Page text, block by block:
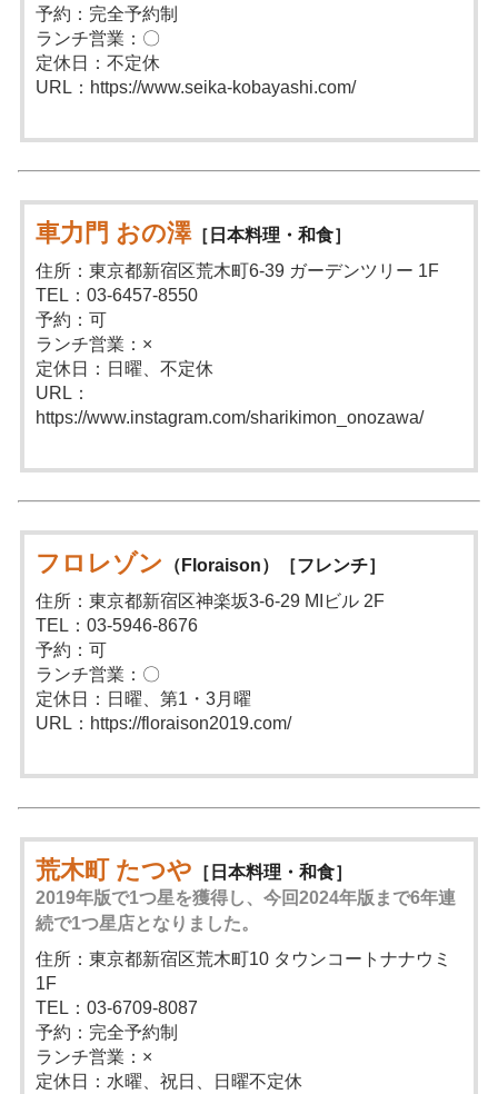
予約：完全予約制
ランチ営業：〇
定休日：不定休
URL：https://www.seika-kobayashi.com/
車力門 おの澤［日本料理・和食］
住所：東京都新宿区荒木町6-39 ガーデンツリー 1F
TEL：03-6457-8550
予約：可
ランチ営業：×
定休日：日曜、不定休
URL：
https://www.instagram.com/sharikimon_onozawa/
フロレゾン
（Floraison）［フレンチ］
住所：東京都新宿区神楽坂3-6-29 MIビル 2F
TEL：03-5946-8676
予約：可
ランチ営業：〇
定休日：日曜、第1・3月曜
URL：https://floraison2019.com/
荒木町 たつや ［日本料理・和食］
2019年版で1つ星を獲得し、今回2024年版まで6年連
続で1つ星店となりました。
住所：東京都新宿区荒木町10 タウンコートナナウミ
1F
TEL：03-6709-8087
予約：完全予約制
ランチ営業：×
定休日：水曜、祝日、日曜不定休